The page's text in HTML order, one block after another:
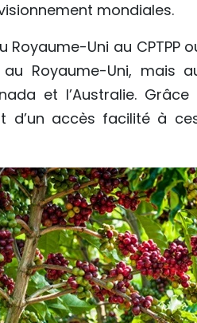
mondiales.
Royaume-Uni au
Royaume-Uni, mais
et l’Australie.
d’un accès facilité à